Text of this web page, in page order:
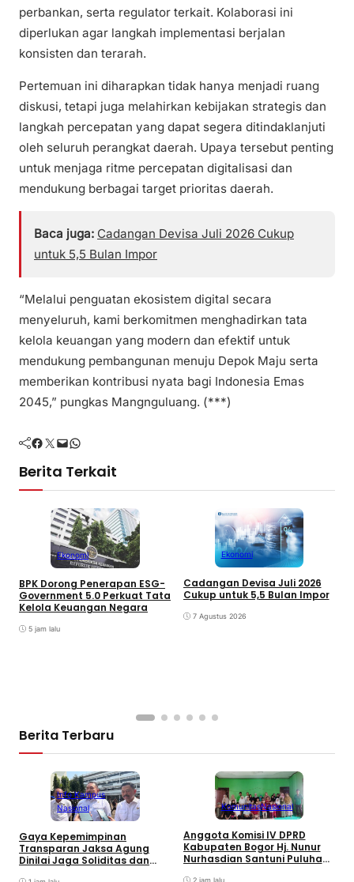
perbankan, serta regulator terkait. Kolaborasi ini
diperlukan agar langkah implementasi berjalan
konsisten dan terarah.
Pertemuan ini diharapkan tidak hanya menjadi ruang
diskusi, tetapi juga melahirkan kebijakan strategis dan
langkah percepatan yang dapat segera ditindaklanjuti
oleh seluruh perangkat daerah. Upaya tersebut penting
untuk menjaga ritme percepatan digitalisasi dan
mendukung berbagai target prioritas daerah.
Baca juga: Cadangan Devisa Juli 2026 Cukup
untuk 5,5 Bulan Impor
“Melalui penguatan ekosistem digital secara
menyeluruh, kami berkomitmen menghadirkan tata
kelola keuangan yang modern dan efektif untuk
mendukung pembangunan menuju Depok Maju serta
memberikan kontribusi nyata bagi Indonesia Emas
2045,” pungkas Mangnguluang. (***)
Facebook Twitter Mail WhatsApp
Berita Terkait
Ekonomi
BPK Dorong Penerapan ESG-
Government 5.0 Perkuat Tata
Kelola Keuangan Negara
5 jam lalu
Ekonomi
Cadangan Devisa Juli 2026
Cukup untuk 5,5 Bulan Impor
7 Agustus 2026
Berita Terbaru
Info Kampus
Nasional
Gaya Kepemimpinan
Transparan Jaksa Agung
Dinilai Jaga Soliditas dan
KomunitasNasional
Anggota Komisi IV DPRD
Kabupaten Bogor Hj. Nunur
Nurhasdian Santuni Puluhan